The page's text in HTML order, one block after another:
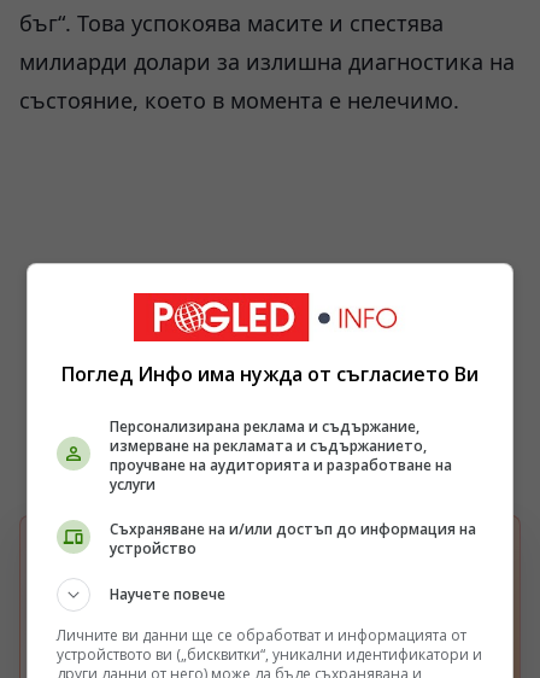
бъг“. Това успокоява масите и спестява
милиарди долари за излишна диагностика на
състояние, което в момента е нелечимо.
G
БЪРЗА НАСТРОЙКА В GOOGLE
източник
Получавайте повече наши новини във вашия
Google поток.
Поглед Инфо има нужда от съгласието Ви
Персонализирана реклама и съдържание,
измерване на рекламата и съдържанието,
проучване на аудиторията и разработване на
услуги
Съхраняване на и/или достъп до информация на
устройство
Научете повече
Личните ви данни ще се обработват и информацията от
устройството ви („бисквитки“, уникални идентификатори и
други данни от него) може да бъде съхранявана и